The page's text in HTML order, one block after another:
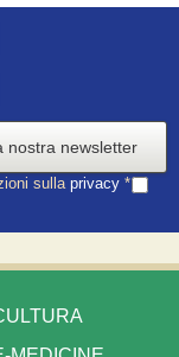
nostra newsletter
sulla privacy *